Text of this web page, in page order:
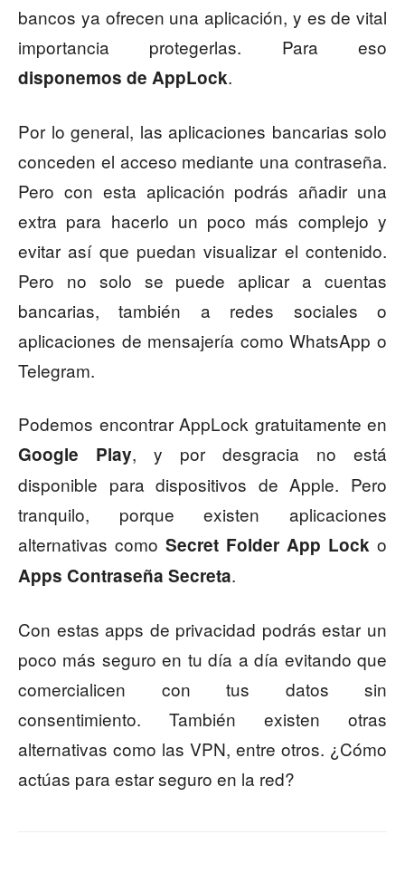
bancos ya ofrecen una aplicación, y es de vital
importancia protegerlas. Para eso
disponemos de AppLock.
Por lo general, las aplicaciones bancarias solo
conceden el acceso mediante una contraseña.
Pero con esta aplicación podrás añadir una
extra para hacerlo un poco más complejo y
evitar así que puedan visualizar el contenido.
Pero no solo se puede aplicar a cuentas
bancarias, también a redes sociales o
aplicaciones de mensajería como WhatsApp o
Telegram.
Podemos encontrar AppLock gratuitamente en
Google Play, y por desgracia no está
disponible para dispositivos de Apple. Pero
tranquilo, porque existen aplicaciones
alternativas como Secret Folder App Lock o
Apps Contraseña Secreta.
Con estas apps de privacidad podrás estar un
poco más seguro en tu día a día evitando que
comercialicen con tus datos sin
consentimiento. También existen otras
alternativas como las VPN, entre otros. ¿Cómo
actúas para estar seguro en la red?